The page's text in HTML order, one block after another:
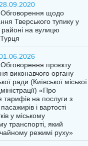
щодо
Тверського тупику у
на вулицю
проєкту
виконавчого органу
ради (Київської міської
«Про
тарифів на послуги з
і вартості
у міському
транспорті, який
режимі руху»